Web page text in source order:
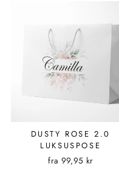
DUSTY ROSE 2.0
LUKSUSPOSE
fra 99,95 kr